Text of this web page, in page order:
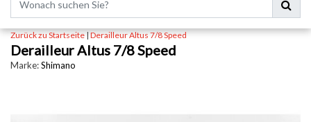
Zurück zu Startseite|Derailleur Altus 7/8 Speed
Derailleur Altus 7/8 Speed
Marke:Shimano